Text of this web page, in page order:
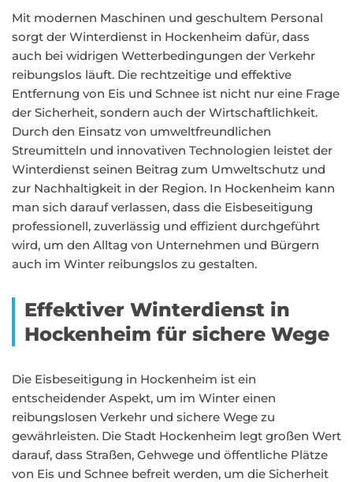
Mit modernen Maschinen und geschultem Personal
sorgt der Winterdienst in Hockenheim dafür, dass
auch bei widrigen Wetterbedingungen der Verkehr
reibungslos läuft. Die rechtzeitige und effektive
Entfernung von Eis und Schnee ist nicht nur eine Frage
der Sicherheit, sondern auch der Wirtschaftlichkeit.
Durch den Einsatz von umweltfreundlichen
Streumitteln und innovativen Technologien leistet der
Winterdienst seinen Beitrag zum Umweltschutz und
zur Nachhaltigkeit in der Region. In Hockenheim kann
man sich darauf verlassen, dass die Eisbeseitigung
professionell, zuverlässig und effizient durchgeführt
wird, um den Alltag von Unternehmen und Bürgern
auch im Winter reibungslos zu gestalten.
Effektiver Winterdienst in
Hockenheim für sichere Wege
Die Eisbeseitigung in Hockenheim ist ein
entscheidender Aspekt, um im Winter einen
reibungslosen Verkehr und sichere Wege zu
gewährleisten. Die Stadt Hockenheim legt großen Wert
darauf, dass Straßen, Gehwege und öffentliche Plätze
von Eis und Schnee befreit werden, um die Sicherheit